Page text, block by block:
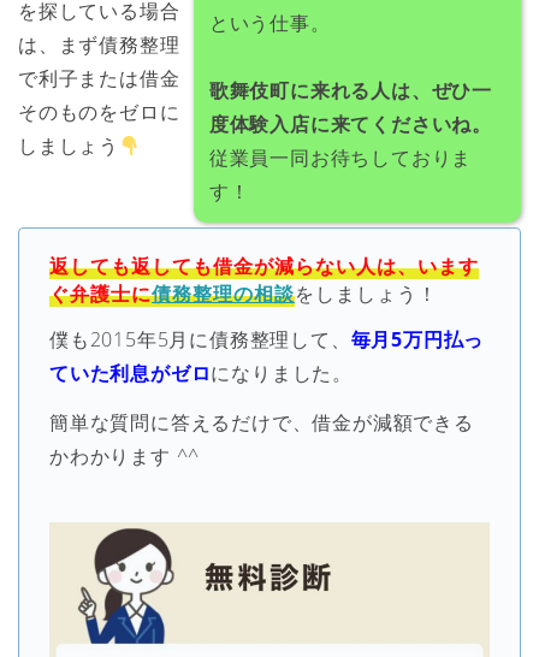
という仕事。
歌舞伎町に来れる人は、ぜひ一
度体験入店に来てくださいね。
従業員一同お待ちしておりま
す！
を探している場合
は、まず債務整理
で利子または借金
そのものをゼロに
しましょう
返しても返しても借金が減らない人は、います
ぐ弁護士に債務整理の相談をしましょう！
僕も2015年5月に債務整理して、 毎月5万円払っ
ていた利息がゼロになりました。
簡単な質問に答えるだけで、借金が減額できる
かわかります ^^